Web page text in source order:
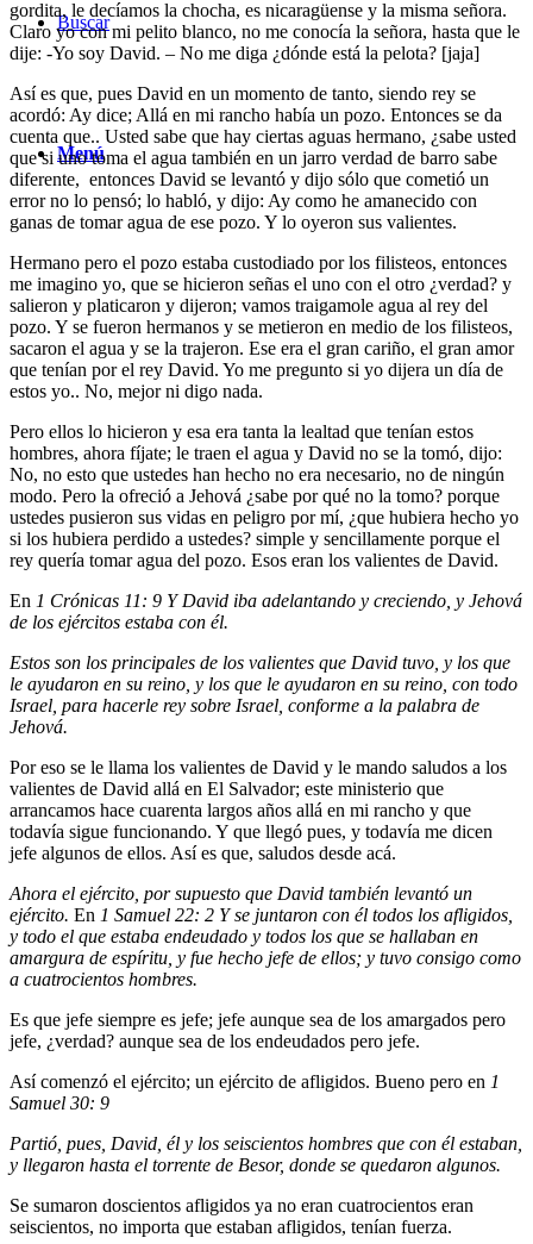
Buscar
Menú
gordita, le decíamos la chocha, es nicaragüense y la misma señora.
Claro yo con mi pelito blanco, no me conocía la señora, hasta que le
dije: -Yo soy David. – No me diga ¿dónde está la pelota? [jaja]
Así es que, pues David en un momento de tanto, siendo rey se
acordó: Ay dice; Allá en mi rancho había un pozo. Entonces se da
cuenta que.. Usted sabe que hay ciertas aguas hermano, ¿sabe usted
que si uno toma el agua también en un jarro verdad de barro sabe
diferente, entonces David se levantó y dijo sólo que cometió un
error no lo pensó; lo habló, y dijo: Ay como he amanecido con
ganas de tomar agua de ese pozo. Y lo oyeron sus valientes.
Hermano pero el pozo estaba custodiado por los filisteos, entonces
me imagino yo, que se hicieron señas el uno con el otro ¿verdad? y
salieron y platicaron y dijeron; vamos traigamole agua al rey del
pozo. Y se fueron hermanos y se metieron en medio de los filisteos,
sacaron el agua y se la trajeron. Ese era el gran cariño, el gran amor
que tenían por el rey David. Yo me pregunto si yo dijera un día de
estos yo.. No, mejor ni digo nada.
Pero ellos lo hicieron y esa era tanta la lealtad que tenían estos
hombres, ahora fíjate; le traen el agua y David no se la tomó, dijo:
No, no esto que ustedes han hecho no era necesario, no de ningún
modo. Pero la ofreció a Jehová ¿sabe por qué no la tomo? porque
ustedes pusieron sus vidas en peligro por mí, ¿que hubiera hecho yo
si los hubiera perdido a ustedes? simple y sencillamente porque el
rey quería tomar agua del pozo. Esos eran los valientes de David.
En 1 Crónicas 11: 9 Y David iba adelantando y creciendo, y Jehová
de los ejércitos estaba con él.
Estos son los principales de los valientes que David tuvo, y los que
le ayudaron en su reino, y los que le ayudaron en su reino, con todo
Israel, para hacerle rey sobre Israel, conforme a la palabra de
Jehová.
Por eso se le llama los valientes de David y le mando saludos a los
valientes de David allá en El Salvador; este ministerio que
arrancamos hace cuarenta largos años allá en mi rancho y que
todavía sigue funcionando. Y que llegó pues, y todavía me dicen
jefe algunos de ellos. Así es que, saludos desde acá.
Ahora el ejército, por supuesto que David también levantó un
ejército. En 1 Samuel 22: 2 Y se juntaron con él todos los afligidos,
y todo el que estaba endeudado y todos los que se hallaban en
amargura de espíritu, y fue hecho jefe de ellos; y tuvo consigo como
a cuatrocientos hombres.
Es que jefe siempre es jefe; jefe aunque sea de los amargados pero
jefe, ¿verdad? aunque sea de los endeudados pero jefe.
Así comenzó el ejército; un ejército de afligidos. Bueno pero en 1
Samuel 30: 9
Partió, pues, David, él y los seiscientos hombres que con él estaban,
y llegaron hasta el torrente de Besor, donde se quedaron algunos.
Se sumaron doscientos afligidos ya no eran cuatrocientos eran
seiscientos, no importa que estaban afligidos, tenían fuerza.